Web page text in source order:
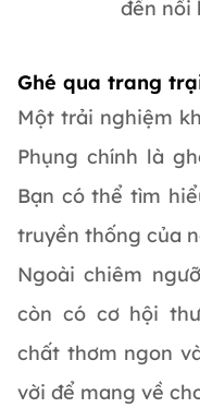
đến nổi
Ghé qua trang
Một trải nghiệm
Phụng chính là
Bạn có thể tìm
truyền thống của
Ngoài chiêm
còn có cơ hội
chất thơm ngon
vời để mang về